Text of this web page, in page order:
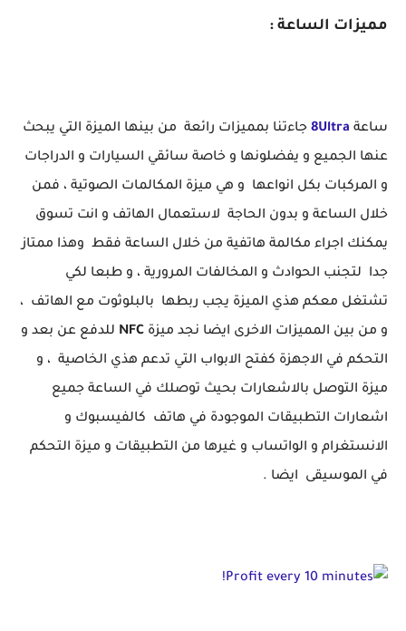
مميزات الساعة :
ساعة 8Ultra جاءتنا بمميزات رائعة من بينها الميزة التي يبحث
عنها الجميع و يفضلونها و خاصة سائقي السيارات و الدراجات
و المركبات بكل انواعها و هي ميزة المكالمات الصوتية ، فمن
خلال الساعة و بدون الحاجة لاستعمال الهاتف و انت تسوق
يمكنك اجراء مكالمة هاتفية من خلال الساعة فقط وهذا ممتاز
جدا لتجنب الحوادث و المخالفات المرورية ، و طبعا لكي
تشتغل معكم هذي الميزة يجب ربطها بالبلوثوت مع الهاتف ،
و من بين المميزات الاخرى ايضا نجد ميزة NFC للدفع عن بعد و
التحكم في الاجهزة كفتح الابواب التي تدعم هذي الخاصية ، و
ميزة التوصل بالاشعارات بحيث توصلك في الساعة جميع
اشعارات التطبيقات الموجودة في هاتف كالفيسبوك و
الانستغرام و الواتساب و غيرها من التطبيقات و ميزة التحكم
في الموسيقى ايضا .